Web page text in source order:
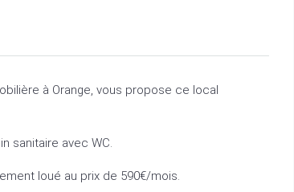
à Orange, vous propose ce local
sanitaire avec WC.
loué au prix de 590€/mois.